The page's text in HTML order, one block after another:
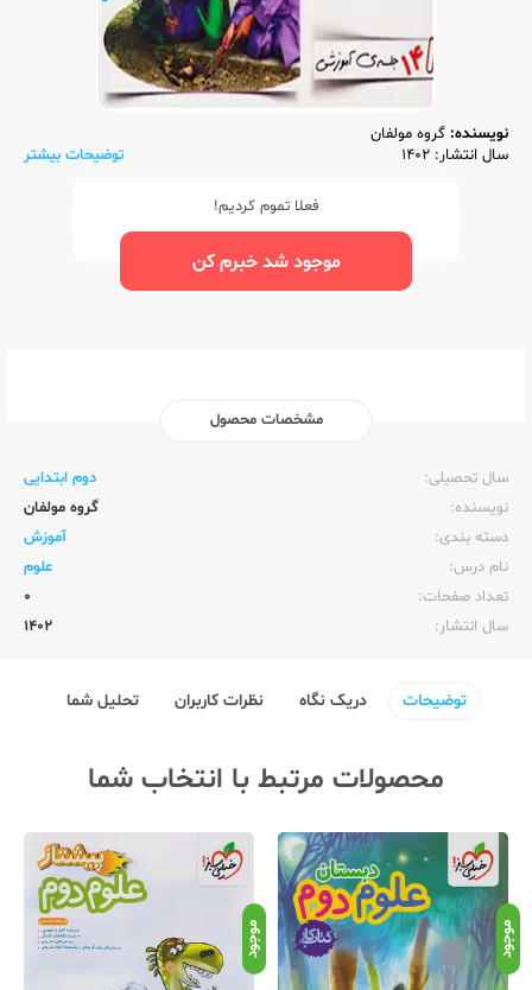
نویسنده: گروه مولفان
سال انتشار: 1402
توضیحات بیشتر
فعلا تموم کردیم!
موجود شد خبرم کن
مشخصات محصول
سال تحصیلی:‌
دوم ابتدایی
نویسنده:‌
گروه مولفان
دسته بندی:
آموزش
نام درس:
علوم
تعداد صفحات:‌
0
سال انتشار:‌
1402
توضیحات دریک نگاه نظرات کاربران تحلیل شما
محصولات مرتبط با انتخاب شما
موجود موجود